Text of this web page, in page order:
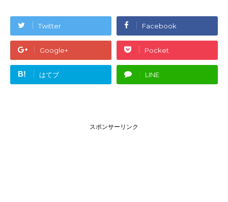
Twitter Facebook
Google+ Pocket
B! はてブ LINE
スポンサーリンク